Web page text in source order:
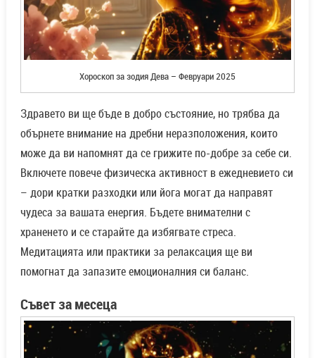
Хороскоп за зодия Дева – Февруари 2025
Здравето ви ще бъде в добро състояние, но трябва да
обърнете внимание на дребни неразположения, които
може да ви напомнят да се грижите по-добре за себе си.
Включете повече физическа активност в ежедневието си
– дори кратки разходки или йога могат да направят
чудеса за вашата енергия. Бъдете внимателни с
храненето и се старайте да избягвате стреса.
Медитацията или практики за релаксация ще ви
помогнат да запазите емоционалния си баланс.
Съвет за месеца